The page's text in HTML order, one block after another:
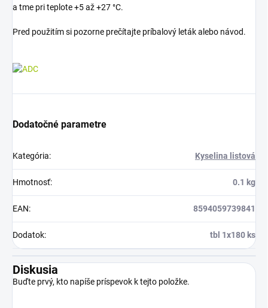
a tme pri teplote +5 až +27 °C.
Pred použitím si pozorne prečítajte príbalový leták alebo návod.
Dodatočné parametre
Kategória: Kyselina listová
Hmotnosť: 0.1 kg
EAN: 8594059739841
Dodatok: tbl 1x180 ks
Diskusia
Buďte prvý, kto napíše príspevok k tejto položke.